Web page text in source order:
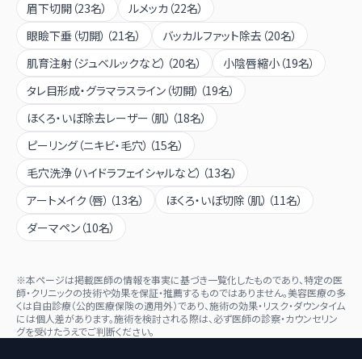
眉下切開 （23名） ルメッカ （22名）
眼瞼下垂（切開） （21名） バッカルファット除去 （20名）
肌育注射（ジュベルックなど） （20名） 小陰唇縮小 （19名）
タレ目形成・グラマラスライン（切開） （19名）
ほくろ・いぼ除去レーザー（肌） （18名）
ピーリング（ニキビ・毛穴） （15名）
毛穴洗浄（ハイドラフェイシャルなど） （13名）
アートメイク（唇） （13名） ほくろ・いぼ切除（肌） （11名）
ダーマペン （10名）
※本ページは掲載医師の情報を事実に基づき一覧化したものであり、特定の医
師・クリニックの技術や効果を保証・推薦するものではありません。美容医療の多
くは自由診療（公的医療保険の適用外）であり、施術の効果・リスク・ダウンタイム
には個人差があります。施術を検討される際は、必ず医師の診察・カウンセリン
グを受けたうえでご判断ください。